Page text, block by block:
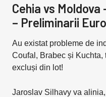
Cehia vs
– Preliminarii Euro
Au existat probleme de
Coufal, Brabec și Kuchta,
excluși din lot!
Jaroslav Silhavy va